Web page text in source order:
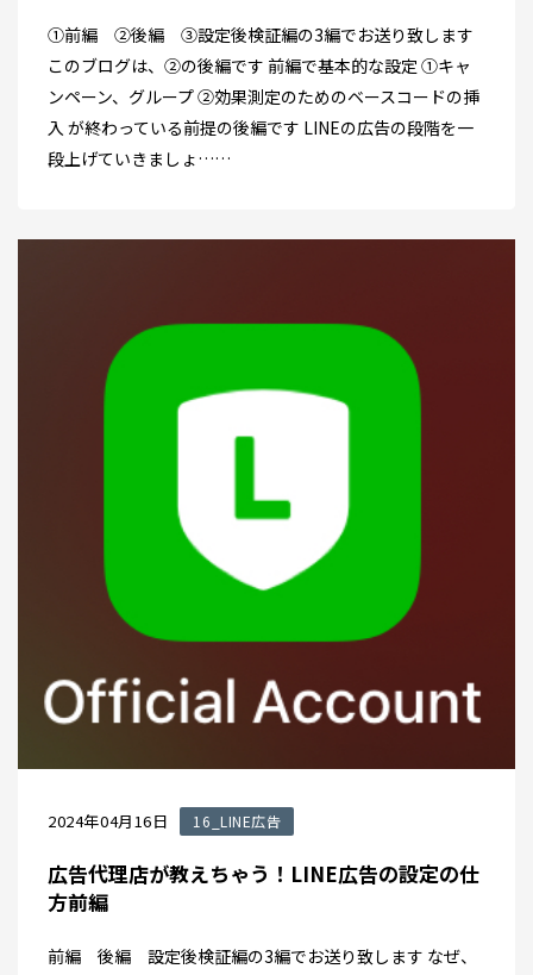
①前編 ②後編 ③設定後検証編の3編でお送り致します
このブログは、②の後編です 前編で基本的な設定 ①キャ
ンペーン、グループ ②効果測定のためのベースコードの挿
入 が終わっている前提の後編です LINEの広告の段階を一
段上げていきましょ……
2024年04月16日 16_LINE広告
広告代理店が教えちゃう！LINE広告の設定の仕
方前編
前編 後編 設定後検証編の3編でお送り致します なぜ、